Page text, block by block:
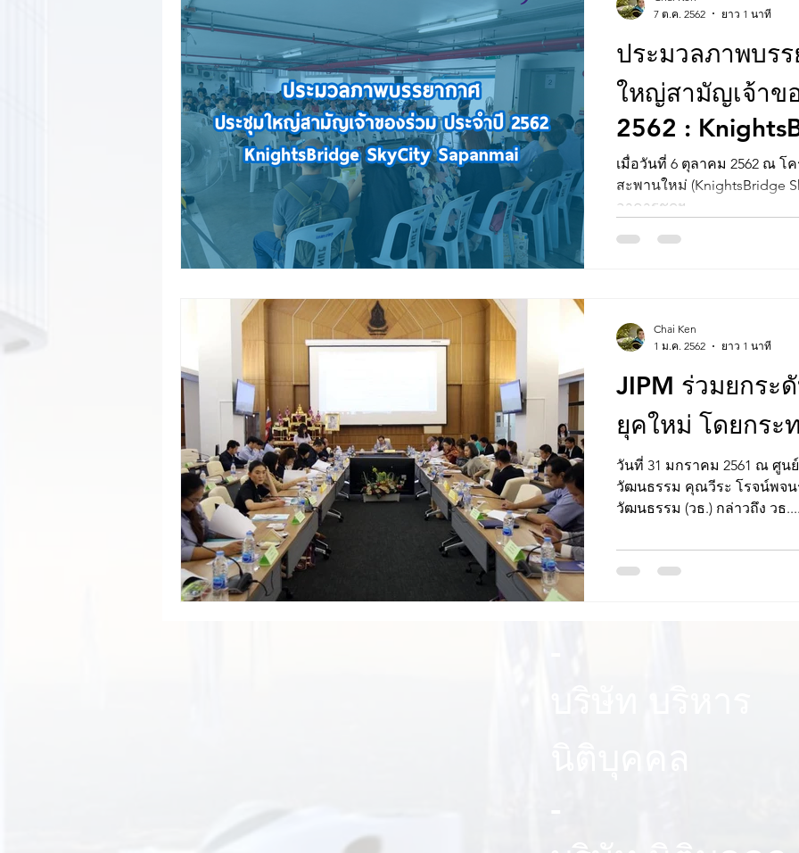
ประมวลภาพบร
ใหญ่สามัญเจ้าข
2562 : KnightsBridge SkyCity
Sapanmai
เมื่อวันที่ 6 ตุลาคม 2562 ณ โครงการ ไนท์บริดจ์ สกายซิตี้
สะพานใหม่ (KnightsBridge
อาคารชุดฯ...
7 ต.ค. 2562
ยาว 1 นาที
JIPM ร่วมยกร
ยุคใหม่ โดยกระ
วันที่ 31 มกราคม 2561 ณ ศูนย์การประชุมกระทรวง
วัฒนธรรม คุณวีระ โรจน์พจน
วัฒนธรรม (วธ.) กล่าวถึง วธ
Chai Ken
1 ม.ค. 2562
ยาว 1 นาที